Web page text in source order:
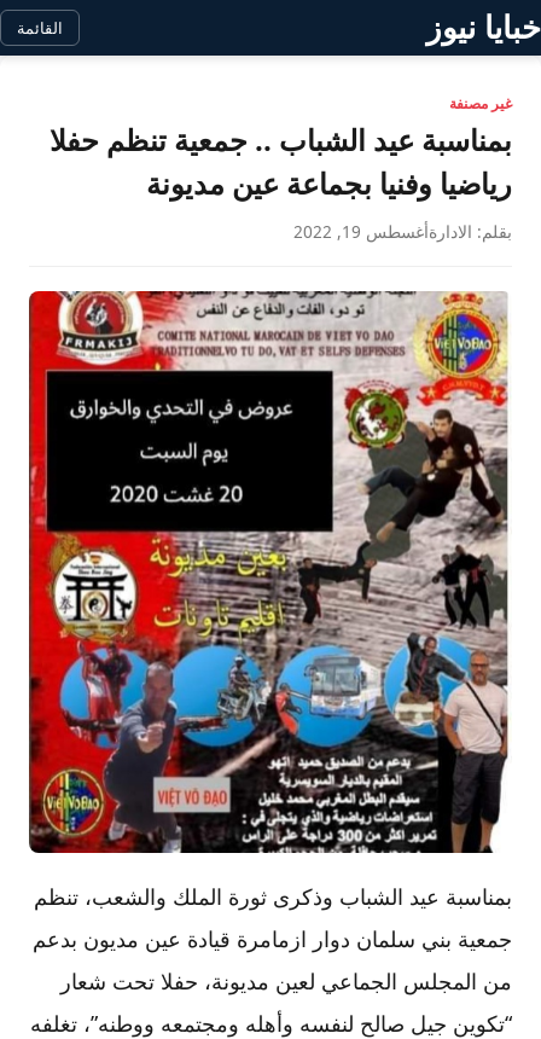
خبايا نيوز القائمة
غير مصنفة
بمناسبة عيد الشباب .. جمعية تنظم حفلا
رياضيا وفنيا بجماعة عين مديونة
بقلم: الادارةأغسطس 19, 2022
بمناسبة عيد الشباب وذكرى ثورة الملك والشعب، تنظم
جمعية بني سلمان دوار ازمامرة قيادة عين مديون بدعم
من المجلس الجماعي لعين مديونة، حفلا تحت شعار
“تكوين جيل صالح لنفسه وأهله ومجتمعه ووطنه”، تغلفه